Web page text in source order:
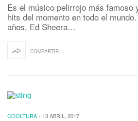
Es el músico pelirrojo más famoso
hits del momento en todo el
años, Ed Sheera…
COMPARTIR
COOLTURA - 13 ABRIL, 2017